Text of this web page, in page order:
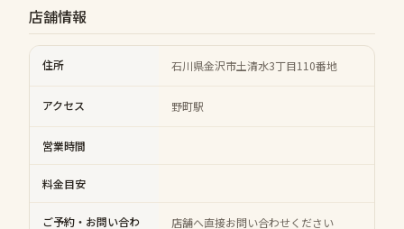
店舗情報
住所 石川県金沢市土清水3丁目110番地
アクセス 野町駅
営業時間
料金目安
ご予約・お問い合わ
店舗へ直接お問い合わせください